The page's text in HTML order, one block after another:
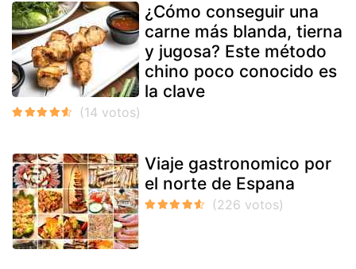
¿Cómo conseguir una
carne más blanda, tierna
y jugosa? Este método
chino poco conocido es
la clave
Viaje gastronomico por
el norte de Espana